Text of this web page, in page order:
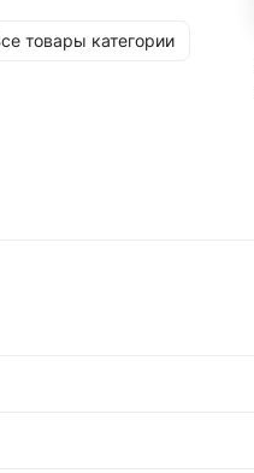
товары категории